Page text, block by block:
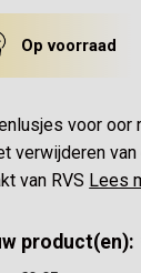
Op voorraad
voor oor
verwijderen
van RVS Lees
product(en):